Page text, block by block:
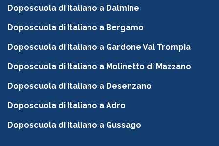
Doposcuola di Italiano a Dalmine
Doposcuola di Italiano a Bergamo
Doposcuola di Italiano a Gardone Val Trompia
Doposcuola di Italiano a Molinetto di Mazzano
Doposcuola di Italiano a Desenzano
Doposcuola di Italiano a Adro
Doposcuola di Italiano a Gussago